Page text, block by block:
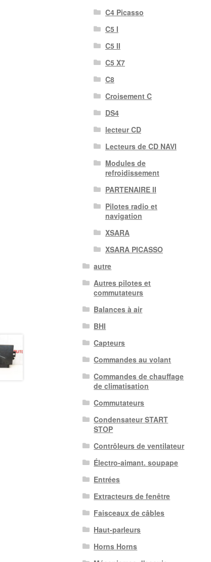
C4 Picasso
C5 I
C5 II
C5 X7
C8
Croisement C
DS4
lecteur CD
Lecteurs de CD NAVI
Modules de
refroidissement
PARTENAIRE II
Pilotes radio et
navigation
XSARA
XSARA PICASSO
autre
Autres pilotes et
commutateurs
Balances à air
BHI
Capteurs
Commandes au volant
Commandes de chauffage
de climatisation
Commutateurs
Condensateur START
STOP
Contrôleurs de ventilateur
Électro-aimant. soupape
Entrées
Extracteurs de fenêtre
Faisceaux de câbles
Haut-parleurs
Horns Horns